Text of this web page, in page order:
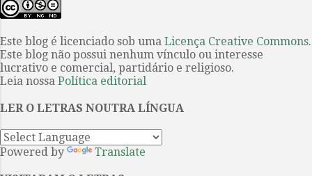
Este blog é licenciado sob uma Licença Creative Commons.
Este blog não possui nenhum vínculo ou interesse
lucrativo e comercial, partidário e religioso.
Leia nossa Política editorial
LER O LETRAS NOUTRA LÍNGUA
Powered by Translate